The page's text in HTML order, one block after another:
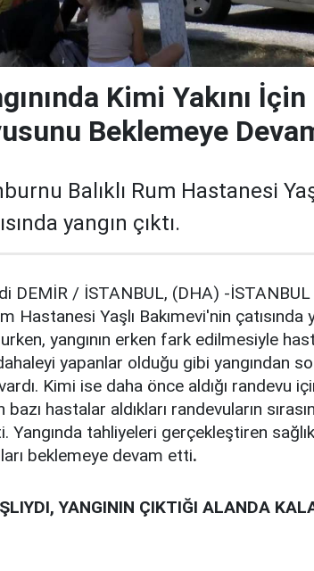
Kimi Yakını
Beklemeye
Balıklı Rum Hastanesi
yangın çıktı.
DEMİR / İSTANBUL, (DHA) -İSTANBUL
Hastanesi Yaşlı Bakımevi'nin çatısında
yangının erken fark edilmesiyle
yapanlar olduğu gibi yangından
Kimi ise daha önce aldığı randevu
hastalar aldıkları randevuların
Yangında tahliyeleri gerçekleştiren sağlık
beklemeye devam etti.
YANGININ ÇIKTIĞI ALANDA